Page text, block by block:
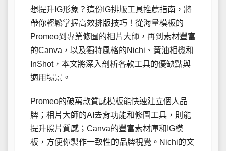
想提升IG形象？這份IG排版工具推薦指南，將
帶你輕鬆掌握高效排版技巧！從海量模板的
Promeo到專業修圖的相片大師，再到素材豐富
的Canva，以及獨特風格的Nichi、黃油相機和
InShot，本文將深入剖析各款工具的優缺點與
適用場景。
Promeo的破萬款質感模板能快速建立個人品
牌；相片大師的AI去背功能和修圖工具，則能
提升照片質感；Canva的豐富素材庫和IG模
板，方便你製作一致性的品牌視覺。Nichi的文